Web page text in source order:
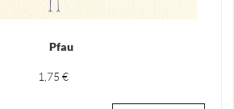
Pfau
1,75 €